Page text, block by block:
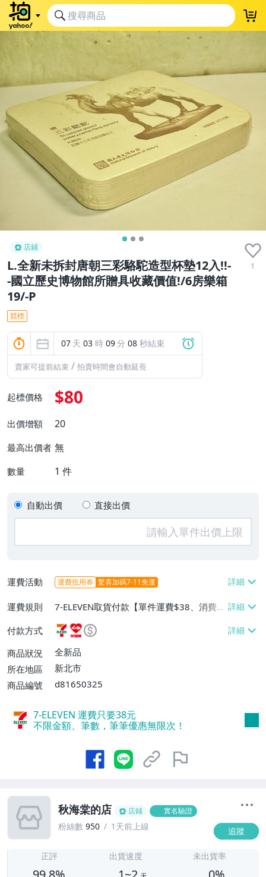
店鋪
L.全新未拆封唐朝三彩駱駝造型杯墊12入!!-
-國立歷史博物館所贈具收藏價值!/6房樂箱
19/-P
1
競標
07 天 03 時 09分 07 秒結束
賣家可提前結束 / 拍賣時間會自動延長
起標價格 $80
出價增額 20
最高出價者 無
數量 1 件
自動出價 直接出價
運費活動 運費抵用券 驚喜加碼7-11免運
運費規則
7-ELEVEN取貨付款【單件運費$38、消費滿
$2000免運費】、萊爾富取貨付款【單件運
費$60、消費滿$2000免運費】、面交/自
取/不寄送【免運費】、郵局掛號【單件運
費$80、消費滿$2000免運費】
付款方式
商品狀況
全新品
所在地區
新北市
商品編號
d81650325
7-ELEVEN 運費只要38元
不限金額、筆數，筆筆優惠無限次！
秋海棠的店 店鋪 實名驗證
粉絲數 950 1天前上線 追蹤
正評 出貨速度 未出貨率